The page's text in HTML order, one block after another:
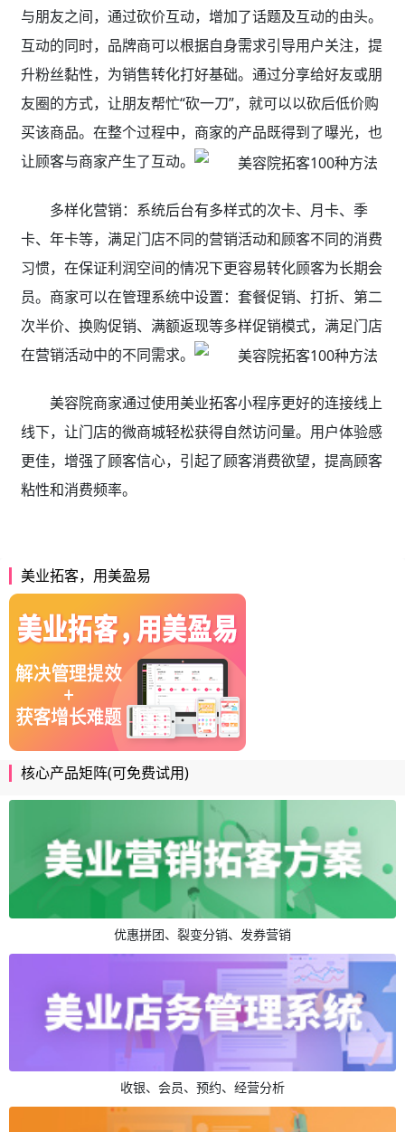
与朋友之间，通过砍价互动，增加了话题及互动的由头。
互动的同时，品牌商可以根据自身需求引导用户关注，提
升粉丝黏性，为销售转化打好基础。通过分享给好友或朋
友圈的方式，让朋友帮忙“砍一刀”，就可以以砍后低价购
买该商品。在整个过程中，商家的产品既得到了曝光，也
让顾客与商家产生了互动。
多样化营销：系统后台有多样式的次卡、月卡、季
卡、年卡等，满足门店不同的营销活动和顾客不同的消费
习惯，在保证利润空间的情况下更容易转化顾客为长期会
员。商家可以在管理系统中设置：套餐促销、打折、第二
次半价、换购促销、满额返现等多样促销模式，满足门店
在营销活动中的不同需求。
美容院商家通过使用美业拓客小程序更好的连接线上
线下，让门店的微商城轻松获得自然访问量。用户体验感
更佳，增强了顾客信心，引起了顾客消费欲望，提高顾客
粘性和消费频率。
美业拓客，用美盈易
核心产品矩阵(可免费试用)
优惠拼团、裂变分销、发券营销
收银、会员、预约、经营分析